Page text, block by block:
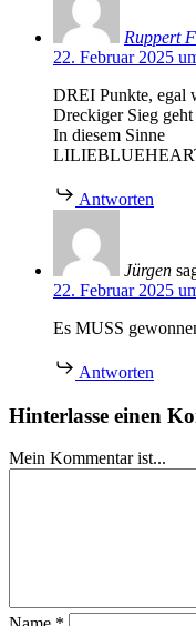
Ruppert
22. Februar 2025
DREI Punkte, egal
Dreckiger Sieg geht
In diesem Sinne
Antworten
Jürgen
22. Februar 2025
Es MUSS
Antworten
Hinterlasse einen
Mein Kommentar ist...